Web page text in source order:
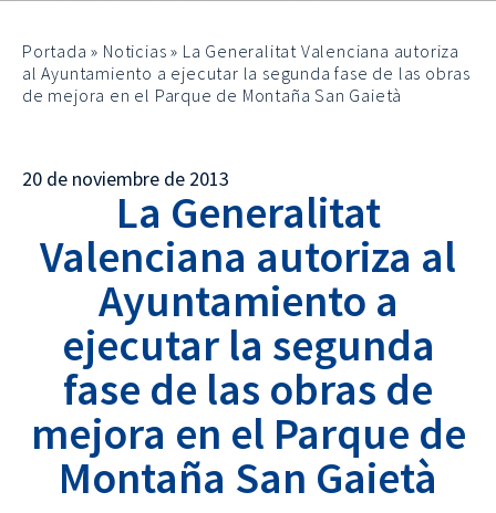
Portada » Noticias » La Generalitat Valenciana autoriza
al Ayuntamiento a ejecutar la segunda fase de las obras
de mejora en el Parque de Montaña San Gaietà
20 de noviembre de 2013
La Generalitat
Valenciana autoriza al
Ayuntamiento a
ejecutar la segunda
fase de las obras de
mejora en el Parque de
Montaña San Gaietà